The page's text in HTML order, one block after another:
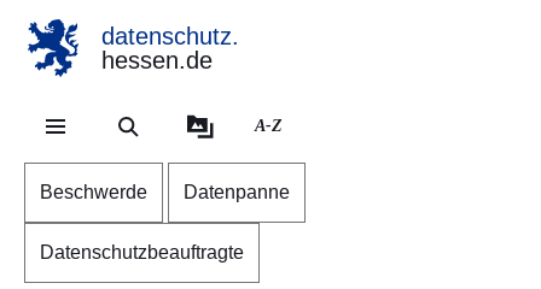
datenschutz.
hessen.de
A-Z
Beschwerde Datenpanne
Datenschutzbeauftragte